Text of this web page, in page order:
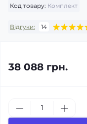
Код товару: Комплект
Відгуки: 14
38 088 грн.